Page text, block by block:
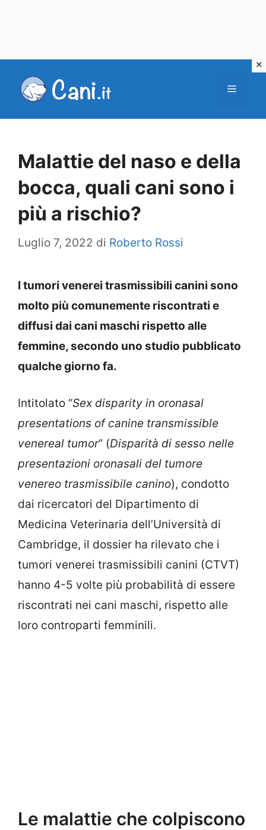
Menu
Malattie del naso e della
bocca, quali cani sono i
più a rischio?
Luglio 7, 2022 di Roberto Rossi
I tumori venerei trasmissibili canini sono
molto più comunemente riscontrati e
diffusi dai cani maschi rispetto alle
femmine, secondo uno studio pubblicato
qualche giorno fa.
Intitolato “Sex disparity in oronasal
presentations of canine transmissible
venereal tumor” (Disparità di sesso nelle
presentazioni oronasali del tumore
venereo trasmissibile canino), condotto
dai ricercatori del Dipartimento di
Medicina Veterinaria dell’Università di
Cambridge, il dossier ha rilevato che i
tumori venerei trasmissibili canini (CTVT)
hanno 4-5 volte più probabilità di essere
riscontrati nei cani maschi, rispetto alle
loro controparti femminili.
Le malattie che colpiscono